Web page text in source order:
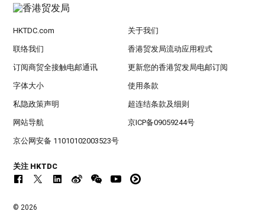
HKTDC.com 关于我们
联络我们 香港贸发局流动应用程式
订阅商贸全接触电邮通讯 更新您的香港贸发局电邮订阅
字体大小 使用条款
私隐政策声明 超连结条款及细则
网站导航 京ICP备09059244号
京公网安备 11010102003523号
关注 HKTDC
© 2026